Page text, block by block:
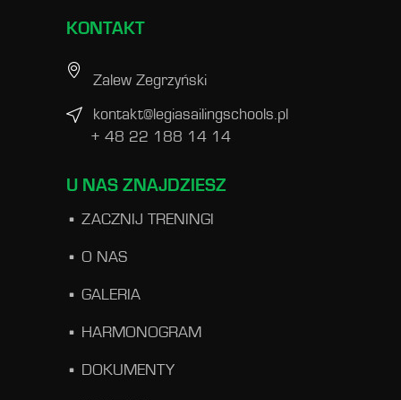
KONTAKT
Zalew Zegrzyński
kontakt@legiasailingschools.pl
+ 48 22 188 14 14
U NAS ZNAJDZIESZ
ZACZNIJ TRENINGI
O NAS
GALERIA
HARMONOGRAM
DOKUMENTY